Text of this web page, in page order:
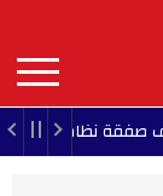
contenu
principal
MAIN
رادار إسرائيلي